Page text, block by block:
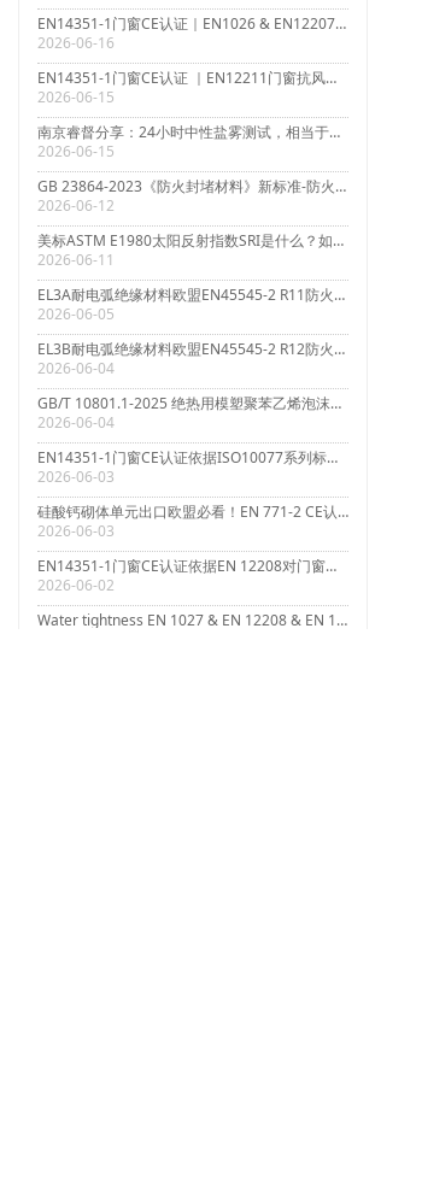
EN14351-1门窗CE认证｜EN1026 & EN12207气密性检测及评估
2026-06-16
EN14351-1门窗CE认证 ｜EN12211门窗抗风压测试及EN12210风压等级评估
2026-06-15
南京睿督分享：24小时中性盐雾测试，相当于自然环境多久？
2026-06-15
GB 23864-2023《防火封堵材料》新标准-防火测试指南
2026-06-12
美标ASTM E1980太阳反射指数SRI是什么？如何测试计算？以及标准要求
2026-06-11
EL3A耐电弧绝缘材料欧盟EN45545-2 R11防火烟毒测试
2026-06-05
EL3B耐电弧绝缘材料欧盟EN45545-2 R12防火烟毒测试
2026-06-04
GB/T 10801.1-2025 绝热用模塑聚苯乙烯泡沫塑料(EPS)及GB/T 10801.2-2025 绝热用挤塑聚苯乙烯泡沫塑料(XPS)
2026-06-04
EN14351-1门窗CE认证依据ISO10077系列标准对门窗热传导系数U值进行测试计算
2026-06-03
硅酸钙砌体单元出口欧盟必看！EN 771-2 CE认证全解析，南京睿督助您合规出海
2026-06-03
EN14351-1门窗CE认证依据EN 12208对门窗水密性测试
2026-06-02
Water tightness EN 1027 & EN 12208 & EN 14351-1